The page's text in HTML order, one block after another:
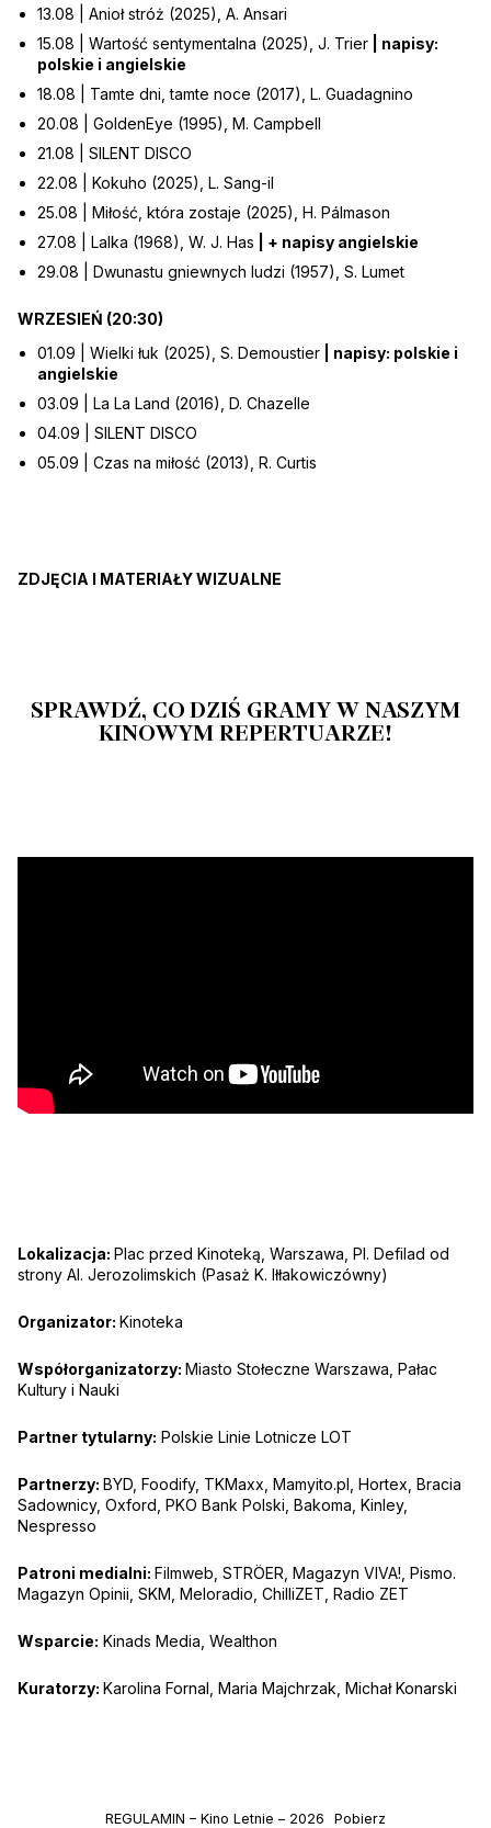
13.08 | Anioł stróż (2025), A. Ansari
15.08 | Wartość sentymentalna (2025), J. Trier | napisy:
polskie i angielskie
18.08 | Tamte dni, tamte noce (2017), L. Guadagnino
20.08 | GoldenEye (1995), M. Campbell
21.08 | SILENT DISCO
22.08 | Kokuho (2025), L. Sang-il
25.08 | Miłość, która zostaje (2025), H. Pálmason
27.08 | Lalka (1968), W. J. Has | + napisy angielskie
29.08 | Dwunastu gniewnych ludzi (1957), S. Lumet
WRZESIEŃ (20:30)
01.09 | Wielki łuk (2025), S. Demoustier | napisy: polskie i
angielskie
03.09 | La La Land (2016), D. Chazelle
04.09 | SILENT DISCO
05.09 | Czas na miłość (2013), R. Curtis
ZDJĘCIA I MATERIAŁY WIZUALNE
SPRAWDŹ, CO DZIŚ GRAMY W NASZYM
KINOWYM REPERTUARZE!
Lokalizacja: Plac przed Kinoteką, Warszawa, Pl. Defilad od
strony Al. Jerozolimskich (Pasaż K. Iłłakowiczówny)
Organizator: Kinoteka
Współorganizatorzy: Miasto Stołeczne Warszawa, Pałac
Kultury i Nauki
Partner tytularny: Polskie Linie Lotnicze LOT
Partnerzy: BYD, Foodify, TKMaxx, Mamyito.pl, Hortex, Bracia
Sadownicy, Oxford, PKO Bank Polski, Bakoma, Kinley,
Nespresso
Patroni medialni: Filmweb, STRÖER, Magazyn VIVA!, Pismo.
Magazyn Opinii, SKM, Meloradio, ChilliZET, Radio ZET
Wsparcie: Kinads Media, Wealthon
Kuratorzy: Karolina Fornal, Maria Majchrzak, Michał Konarski
REGULAMIN – Kino Letnie – 2026 Pobierz